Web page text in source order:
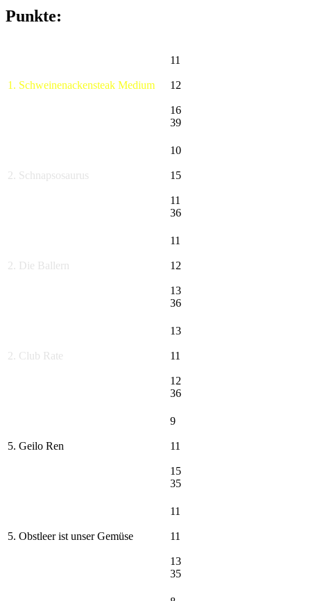
Punkte:
1. Schweinenackensteak Medium
11
12
16
39
2. Schnapsosaurus
10
15
11
36
2. Die Ballern
11
12
13
36
2. Club Rate
13
11
12
36
5. Geilo Ren
9
11
15
35
5. Obstleer ist unser Gemüse
11
11
13
35